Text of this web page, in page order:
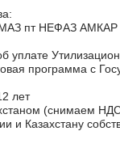
пт НЕФАЗ
уплате
программа с
лет
(снимаем
и Казахстану